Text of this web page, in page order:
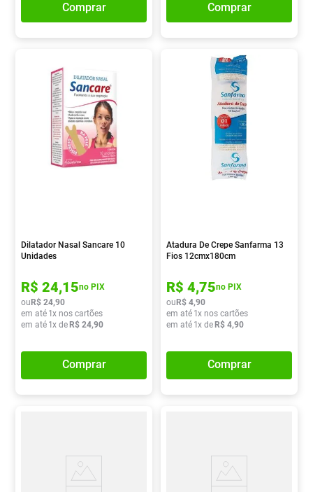
Comprar Comprar
Dilatador Nasal Sancare 10
Unidades
R$ 24,15no PIX
ouR$ 24,90
em até 1x nos cartões
em até 1x deR$ 24,90
Comprar
Atadura De Crepe Sanfarma 13
Fios 12cmx180cm
R$ 4,75no PIX
ouR$ 4,90
em até 1x nos cartões
em até 1x deR$ 4,90
Comprar